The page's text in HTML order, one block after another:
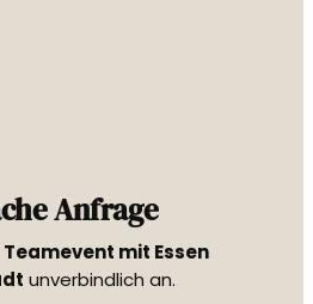
Anfrage
Teamevent mit Essen
unverbindlich an.